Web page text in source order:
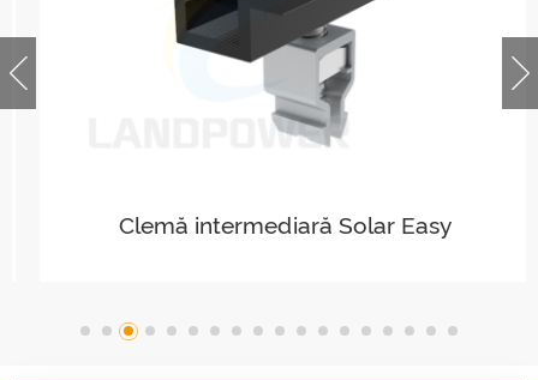
Clemă intermediară Solar Easy